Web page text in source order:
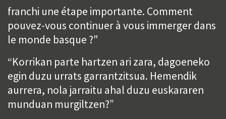
franchi une étape importante. Comment
pouvez-vous continuer à vous immerger dans
le monde basque ?"
“Korrikan parte hartzen ari zara, dagoeneko
egin duzu urrats garrantzitsua. Hemendik
aurrera, nola jarraitu ahal duzu euskararen
munduan murgiltzen?”